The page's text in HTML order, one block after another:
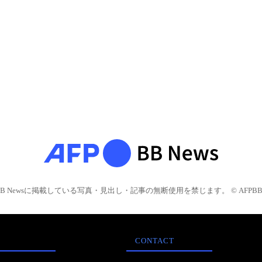
Newsに掲載している写真・見出し・記事の無断使用を禁じます。 © AFPBB
CONTACT